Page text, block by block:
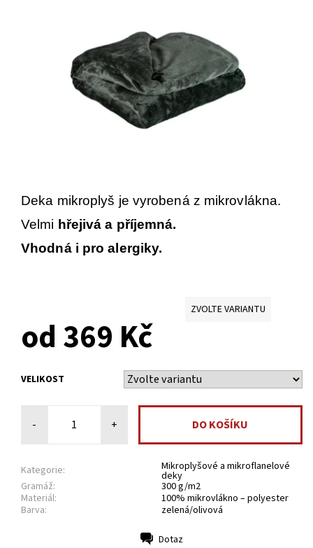
Deka mikroplyš je vyrobená z mikrovlákna.
Velmi hřejivá a příjemná.
Vhodná i pro alergiky.
ZVOLTE VARIANTU
od 369 Kč
VELIKOST
- +
Kategorie: Mikroplyšové a mikroflanelové
deky
Gramáž:
300 g/m2
Materiál:
100% mikrovlákno – polyester
Barva:
zelená/olivová
Dotaz